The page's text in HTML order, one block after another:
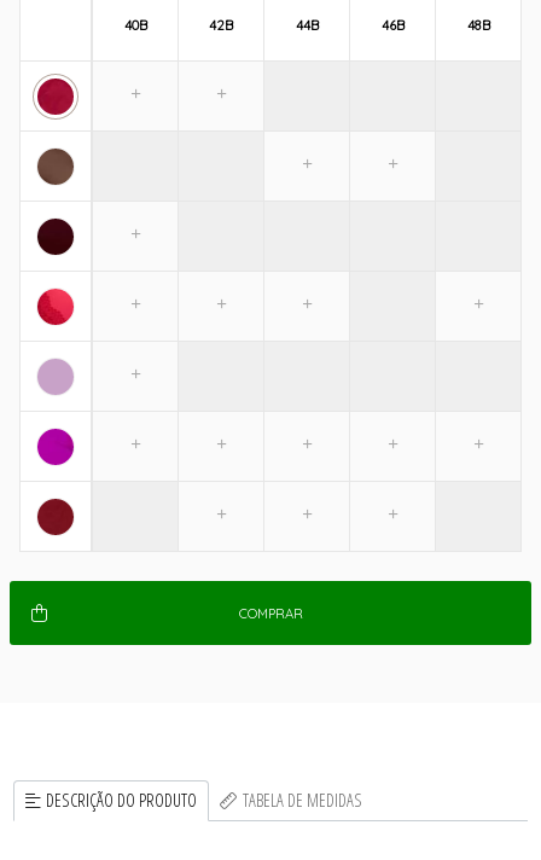
40B 42B 44B 46B 48B
COMPRAR
DESCRIÇÃO DO PRODUTO TABELA DE MEDIDAS